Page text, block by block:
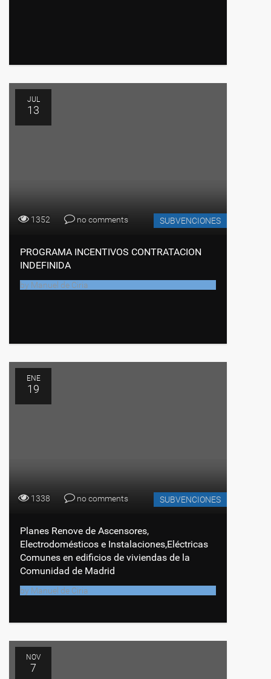
JUL
13
1352 no comments SUBVENCIONES
PROGRAMA INCENTIVOS CONTRATACION
INDEFINIDA
by Manuel de Ciria
ENE
19
1338 no comments SUBVENCIONES
Planes Renove de Ascensores,
Electrodomésticos e Instalaciones,Eléctricas
Comunes en edificios de viviendas de la
Comunidad de Madrid
by Manuel de Ciria
NOV
7